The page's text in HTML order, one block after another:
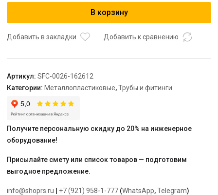
STOUT
для
PEX
16х2,6х1/2"
В корзину
Добавить в закладки Добавить к сравнению
Артикул: SFC-0026-162612
Категории: Металлопластиковые,Трубы и фитинги
Получите персональную скидку до 20% на инженерное
оборудование!
Присылайте смету или список товаров — подготовим
выгодное предложение.
info@shoprs.ru +7 (921) 958-1-777 (WhatsApp,Telegram)